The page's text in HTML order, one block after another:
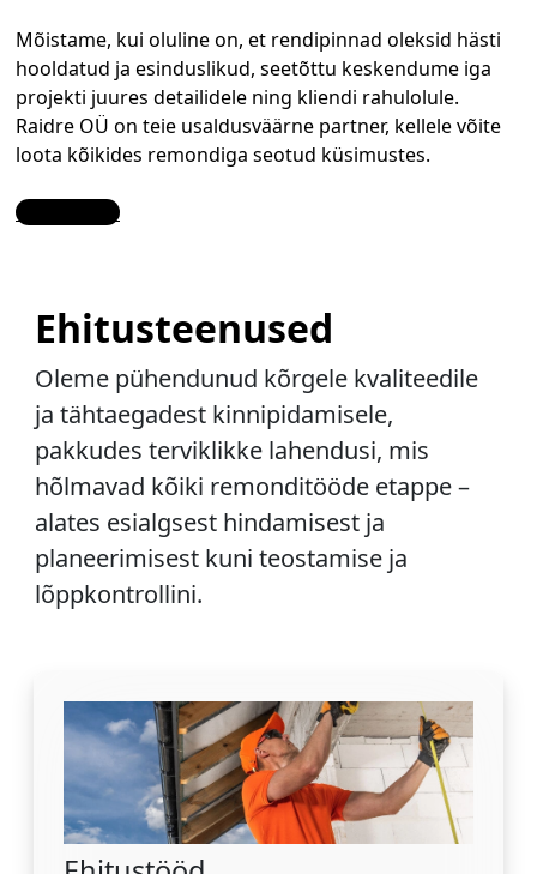
Mõistame, kui oluline on, et rendipinnad oleksid hästi
hooldatud ja esinduslikud, seetõttu keskendume iga
projekti juures detailidele ning kliendi rahulolule.
Raidre OÜ on teie usaldusväärne partner, kellele võite
loota kõikides remondiga seotud küsimustes.
Contact Us
Ehitusteenused
Oleme pühendunud kõrgele kvaliteedile
ja tähtaegadest kinnipidamisele,
pakkudes terviklikke lahendusi, mis
hõlmavad kõiki remonditööde etappe –
alates esialgsest hindamisest ja
planeerimisest kuni teostamise ja
lõppkontrollini.